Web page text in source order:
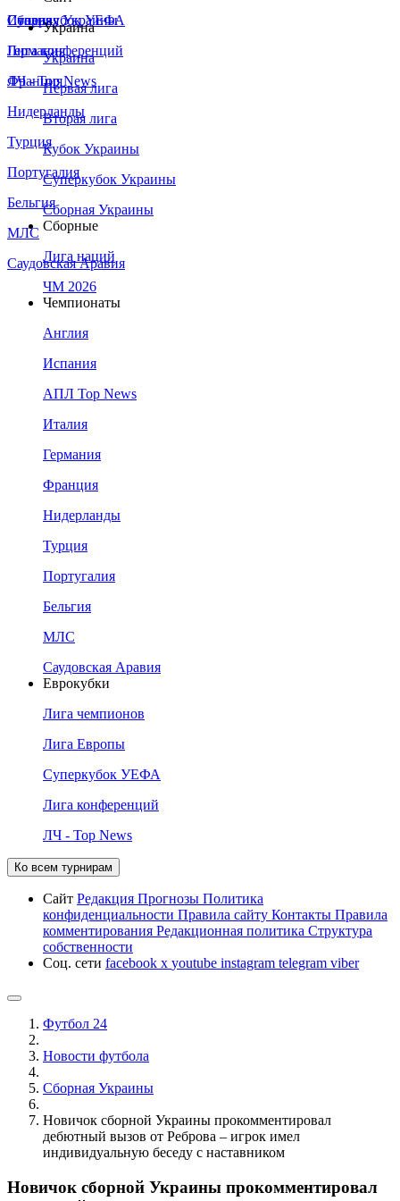
Сборная Украины
Италия
Германия
Франция
Нидерланды
Турция
Португалия
Бельгия
МЛС
Саудовская Аравия
Суперкубок УЕФА
Лига конференций
ЛЧ - Top News
Украина
Украина
Первая лига
Вторая лига
Кубок Украины
Суперкубок Украины
Сборная Украины
Сборные
Лига наций
ЧМ 2026
Чемпионаты
Англия
Испания
АПЛ Top News
Италия
Германия
Франция
Нидерланды
Турция
Португалия
Бельгия
МЛС
Саудовская Аравия
Еврокубки
Лига чемпионов
Лига Европы
Суперкубок УЕФА
Лига конференций
ЛЧ - Top News
Ко всем турнирам
Сайт Редакция Прогнозы Политика
конфиденциальности Правила сайту Контакты Правила
комментирования Редакционная политика Структура
собственности
Соц. сети facebook x youtube instagram telegram viber
Футбол 24
Новости футбола
Сборная Украины
Новичок сборной Украины прокомментировал
дебютный вызов от Реброва – игрок имел
индивидуальную беседу с наставником
Новичок сборной Украины прокомментировал